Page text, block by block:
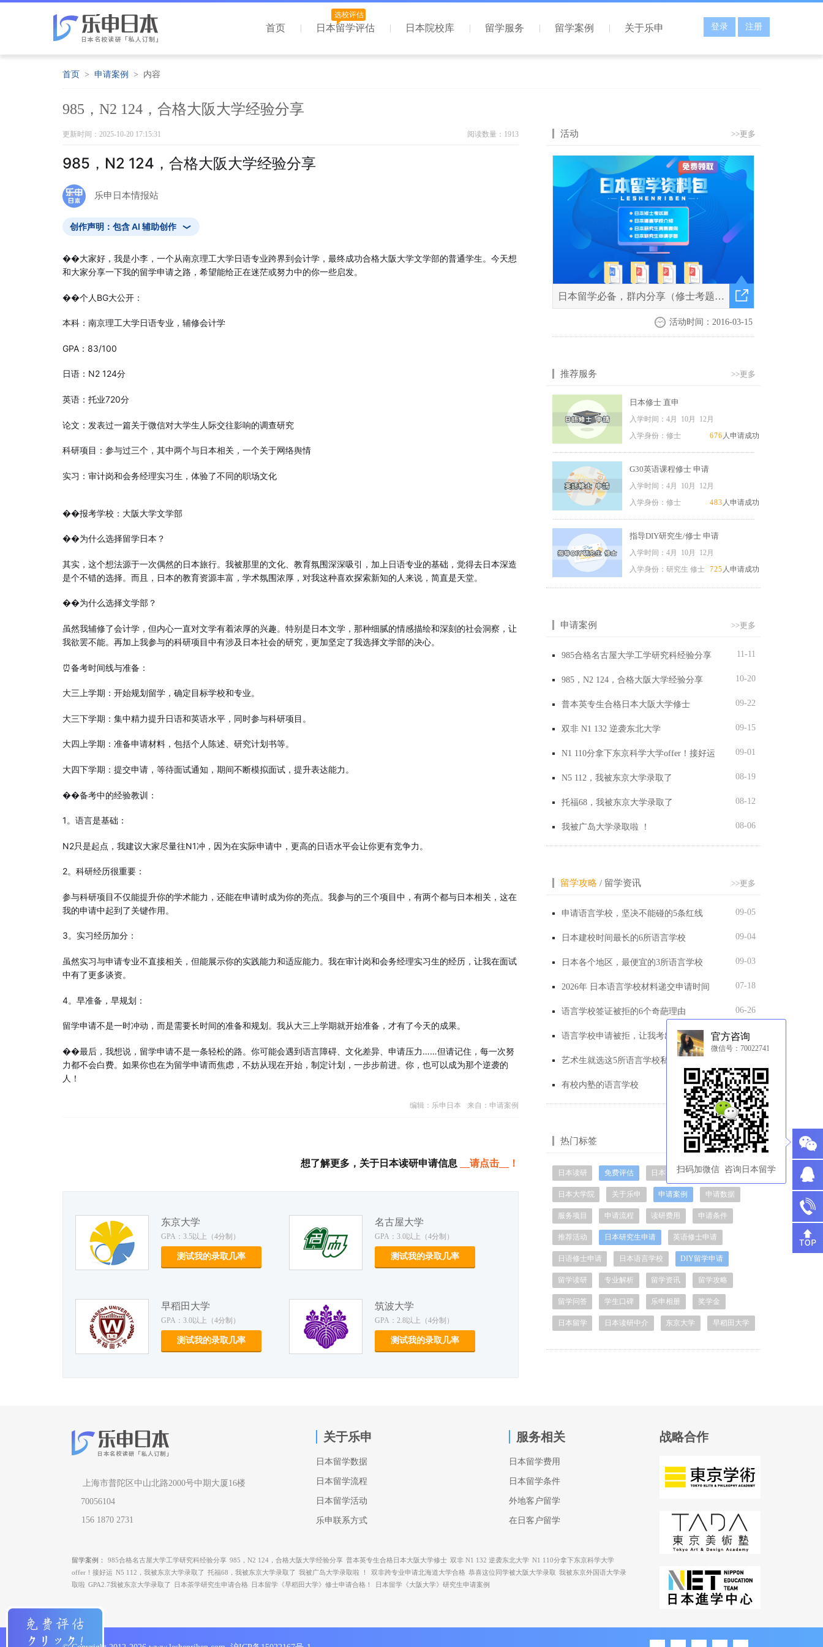
登录 注册
首页 日本留学评估
选校评估
日本院校库 留学服务 留学案例 关于乐申
首页 申请案例 内容
985，N2 124，合格大阪大学经验分享
更新时间：2025-10-20 17:15:31 阅读数量：1913
985，N2 124，合格大阪大学经验分享
乐申日本情报站
创作声明：包含 AI 辅助创作
��大家好，我是小李，一个从南京理工大学日语专业跨界到会计学，最终成功合格大阪大学文学部的普通学生。今天想
和大家分享一下我的留学申请之路，希望能给正在迷茫或努力中的你一些启发。
��个人BG大公开：
本科：南京理工大学日语专业，辅修会计学
GPA：83/100
日语：N2 124分
英语：托业720分
论文：发表过一篇关于微信对大学生人际交往影响的调查研究
科研项目：参与过三个，其中两个与日本相关，一个关于网络舆情
实习：审计岗和会务经理实习生，体验了不同的职场文化
��报考学校：大阪大学文学部
��为什么选择留学日本？
其实，这个想法源于一次偶然的日本旅行。我被那里的文化、教育氛围深深吸引，加上日语专业的基础，觉得去日本深造
是个不错的选择。而且，日本的教育资源丰富，学术氛围浓厚，对我这种喜欢探索新知的人来说，简直是天堂。
��为什么选择文学部？
虽然我辅修了会计学，但内心一直对文学有着浓厚的兴趣。特别是日本文学，那种细腻的情感描绘和深刻的社会洞察，让
我欲罢不能。再加上我参与的科研项目中有涉及日本社会的研究，更加坚定了我选择文学部的决心。
⏰备考时间线与准备：
大三上学期：开始规划留学，确定目标学校和专业。
大三下学期：集中精力提升日语和英语水平，同时参与科研项目。
大四上学期：准备申请材料，包括个人陈述、研究计划书等。
大四下学期：提交申请，等待面试通知，期间不断模拟面试，提升表达能力。
��备考中的经验教训：
1。语言是基础：
N2只是起点，我建议大家尽量往N1冲，因为在实际申请中，更高的日语水平会让你更有竞争力。
2。科研经历很重要：
参与科研项目不仅能提升你的学术能力，还能在申请时成为你的亮点。我参与的三个项目中，有两个都与日本相关，这在
我的申请中起到了关键作用。
3。实习经历加分：
虽然实习与申请专业不直接相关，但能展示你的实践能力和适应能力。我在审计岗和会务经理实习生的经历，让我在面试
中有了更多谈资。
4。早准备，早规划：
留学申请不是一时冲动，而是需要长时间的准备和规划。我从大三上学期就开始准备，才有了今天的成果。
��最后，我想说，留学申请不是一条轻松的路。你可能会遇到语言障碍、文化差异、申请压力……但请记住，每一次努
力都不会白费。如果你也在为留学申请而焦虑，不妨从现在开始，制定计划，一步步前进。你，也可以成为那个逆袭的
人！
来自：申请案例
编辑：乐申日本
想了解更多，关于日本读研申请信息 __请点击__！
东京大学
GPA：3.5以上（4分制）
测试我的录取几率
名古屋大学
GPA：3.0以上（4分制）
测试我的录取几率
早稻田大学
GPA：3.0以上（4分制）
测试我的录取几率
筑波大学
GPA：2.8以上（4分制）
测试我的录取几率
活动 >>更多
日本留学必备，群内分享（修士考题、日本读研手册）等日本留学申请资料
人 剩余名额： 108人
活动时间：2016-03-15
推荐服务 >>更多
日本修士 直申
入学时间：4月 10月 12月
入学身份：修士
676 人申请成功
G30英语课程修士 申请
入学时间：4月 10月 12月
入学身份：修士
483 人申请成功
指导DIY研究生/修士 申请
入学时间：4月 10月 12月
入学身份：研究生 修士 725 人申请成功
申请案例 >>更多
985合格名古屋大学工学研究科经验分享 11-11
985，N2 124，合格大阪大学经验分享 10-20
普本英专生合格日本大阪大学修士 09-22
双非 N1 132 逆袭东北大学 09-15
N1 110分拿下东京科学大学offer！接好运 09-01
N5 112，我被东京大学录取了 08-19
托福68，我被东京大学录取了 08-12
我被广岛大学录取啦 ！ 08-06
留学攻略 / 留学资讯 >>更多
申请语言学校，坚决不能碰的5条红线 09-05
日本建校时间最长的6所语言学校 09-04
日本各个地区，最便宜的3所语言学校 09-03
2026年 日本语言学校材料递交申请时间 07-18
语言学校签证被拒的6个奇葩理由 06-26
语言学校申请被拒，让我考出日语再申请 06-23
艺术生就选这5所语言学校私塾费直接免单
有校内塾的语言学校 04-21
热门标签 >>更多
日本读研 免费评估 日本研究生 日本留学中介
日本大学院 关于乐申 申请案例 申请数据
服务项目 申请流程 读研费用 申请条件
推荐活动 日本研究生申请 英语修士申请
日语修士申请 日本语言学校 DIY留学申请
留学读研 专业解析 留学资讯 留学攻略
留学问答 学生口碑 乐申相册 奖学金
日本留学 日本读研中介 东京大学 早稻田大学
上海市普陀区中山北路2000号中期大厦16楼
70056104
156 1870 2731
关于乐申
日本留学数据
日本留学流程
日本留学活动
乐申联系方式
服务相关
日本留学费用
日本留学条件
外地客户留学
在日客户留学
留学案例： 985合格名古屋大学工学研究科经验分享 985，N2 124，合格大阪大学经验分享 普本英专生合格日本大阪大学修士 双非 N1 132 逆袭东北大学 N1 110分拿下东京科学大学
offer！接好运 N5 112，我被东京大学录取了 托福68，我被东京大学录取了 我被广岛大学录取啦 ！ 双非跨专业申请北海道大学合格 恭喜这位同学被大阪大学录取 我被东京外国语大学录
取啦 GPA2.7我被东京大学录取了 日本茶学研究生申请合格 日本留学《早稻田大学》修士申请合格！ 日本留学《大阪大学》研究生申请案例
战略合作
官方咨询
微信号：70022741
扫码加微信 咨询日本留学